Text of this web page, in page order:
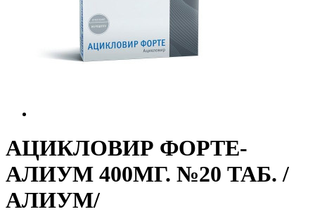
АЦИКЛОВИР ФОРТЕ-
АЛИУМ 400МГ. №20 ТАБ. /
АЛИУМ/